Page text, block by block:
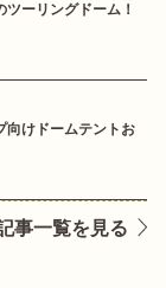
ツーリングドーム！
向けドームテントお
事一覧を見る